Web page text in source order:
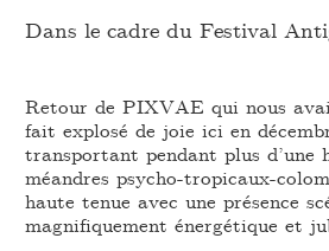
Dans le cadre du Festival
Retour de PIXVAE qui nous
fait explosé de joie ici en
transportant pendant plus d’une
méandres psycho-tropicaux-
haute tenue avec une présence
magnifiquement énergétique et